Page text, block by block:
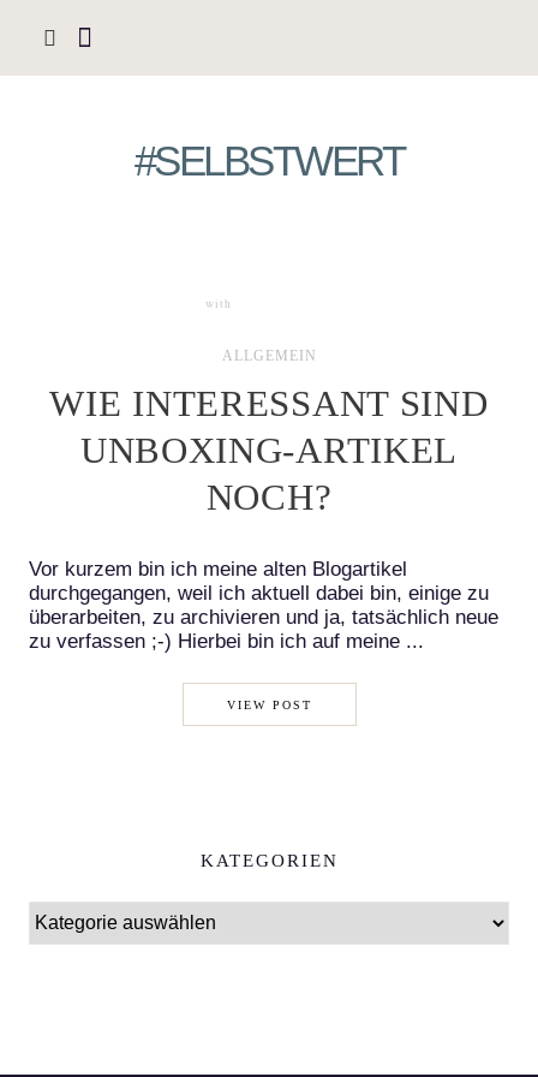
#SELBSTWERT
with
ALLGEMEIN
WIE INTERESSANT SIND
UNBOXING-ARTIKEL
NOCH?
Vor kurzem bin ich meine alten Blogartikel
durchgegangen, weil ich aktuell dabei bin, einige zu
überarbeiten, zu archivieren und ja, tatsächlich neue
zu verfassen ;-) Hierbei bin ich auf meine ...
VIEW POST
KATEGORIEN